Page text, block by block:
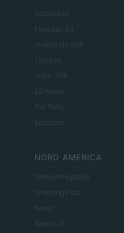
Actualidad
Finanzas 24
Investindo 365
Think.es
Viajar 365
ES Newz
Pet Story
Encocina
NORD AMERICA
Womanmagazine
Investing Plus
Newz
Newz US